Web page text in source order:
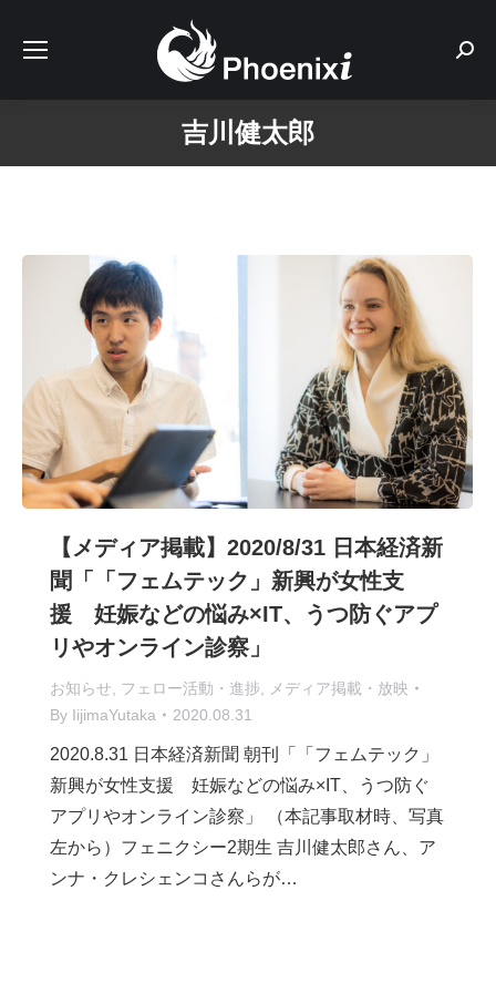
吉川健太郎
【メディア掲載】2020/8/31 日本経済新
聞「「フェムテック」新興が女性支
援 妊娠などの悩み×IT、うつ防ぐアプ
リやオンライン診察」
お知らせ フェロー活動・進捗
メディア掲載・放映
By IijimaYutaka 2020.08.31
2020.8.31 日本経済新聞 朝刊「「フェムテック」
新興が女性支援 妊娠などの悩み×IT、うつ防ぐ
アプリやオンライン診察」 （本記事取材時、写真
左から）フェニクシー2期生 吉川健太郎さん、ア
ンナ・クレシェンコさんらが…